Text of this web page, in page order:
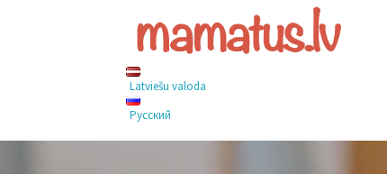
Latviešu valoda
Русский